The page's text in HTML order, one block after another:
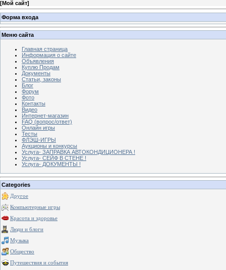
[Мой сайт]
Форма входа
Меню сайта
Главная страница
Информация о сайте
Объявления
Куплю Продам
Документы
Статьи, законы
Блог
Форум
Фото
Контакты
Видео
Интернет-магазин
FAQ (вопрос/ответ)
Онлайн игры
Тесты
ФЛЭШ-ИГРЫ
Аукционы и конкурсы
Услуга- ЗАПРАВКА АВТОКОНДИЦИОНЕРА !
Услуга- СЕЙФ В СТЕНЕ !
Услуга- ДОКУМЕНТЫ !
Categories
Другое
Компьютерные игры
Красота и здоровье
Люди и блоги
Музыка
Общество
Путешествия и события